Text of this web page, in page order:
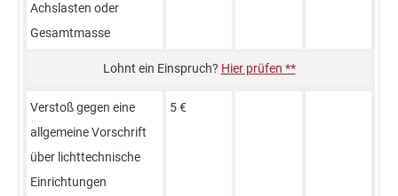
Achslasten oder
Gesamtmasse
Hier prüfen **
Verstoß gegen eine
allgemeine Vorschrift
über lichttechnische
Einrichtungen
5 €